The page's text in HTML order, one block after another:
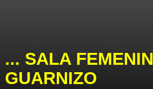
... SALA
GUARNIZO